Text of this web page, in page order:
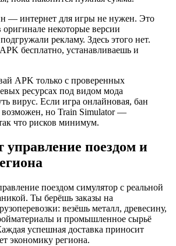
— интернет для игры не нужен. Это
некоторые версии
рекламу. Здесь этого нет.
бесплатно, устанавливаешь и
APK только с проверенных
ресурсах под видом мода
вирус. Если игра онлайновая, бан
возможен, но Train Simulator —
что рисков минимум.
управление поездом и
поездом симулятор с реальной
Ты берёшь заказы на
везёшь металл, древесину,
и промышленное сырьё
успешная доставка приносит
экономику региона.